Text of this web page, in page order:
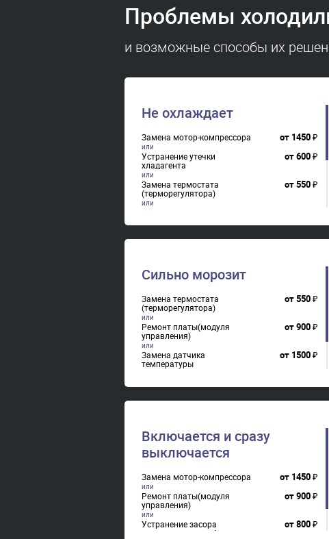
Проблемы
и возможные способы их
Не охлаждает
Замена мотор-компрессора от 1450₽
Устранение утечки
хладагента
от600₽
Замена термостата
(терморегулятора)
от550₽
Заправка фреоном от980₽
Замена нагревателя
Сильно морозит
Замена термостата
(терморегулятора)
от550₽
Ремонт платы(модуля
управления)
от900₽
Замена датчика
температуры
от 1500₽
отделения.
Включается и сразу
выключается
Замена мотор-компрессора от 1450₽
Ремонт платы(модуля
управления)
от900₽
Устранение засора
капиллярного трубопровода
от800₽